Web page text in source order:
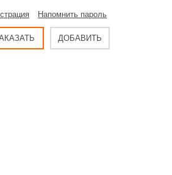
Напомнить пароль
ДОБАВИТЬ